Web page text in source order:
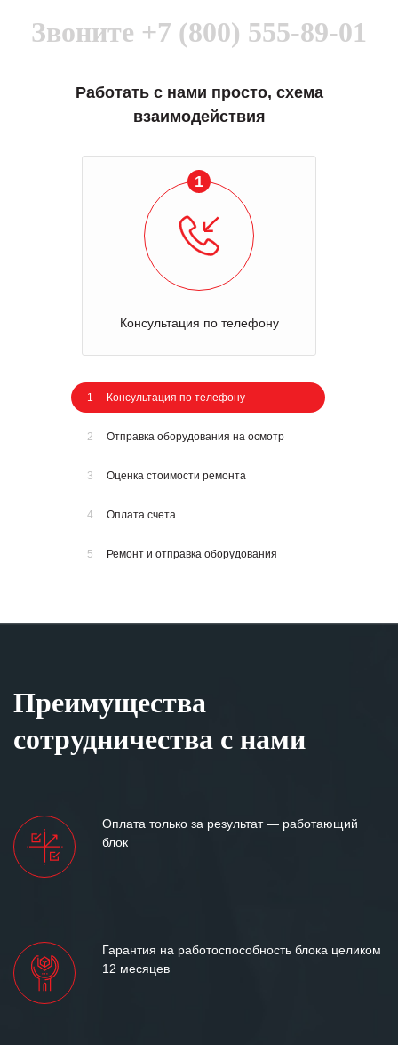
Звоните +7 (800) 555-89-01
Работать с нами просто, схема
взаимодействия
1
Консультация по телефону
1 Консультация по телефону
2 Отправка оборудования на осмотр
3 Оценка стоимости ремонта
4 Оплата счета
5 Ремонт и отправка оборудования
Преимущества
сотрудничества с нами
Оплата только за результат — работающий
блок
Гарантия на работоспособность блока целиком
12 месяцев